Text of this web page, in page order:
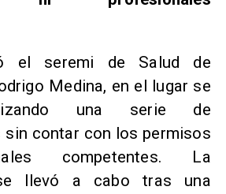
el seremi de Salud de
Medina, en el lugar se
una serie de
sin contar con los permisos
competentes. La
llevó a cabo tras una